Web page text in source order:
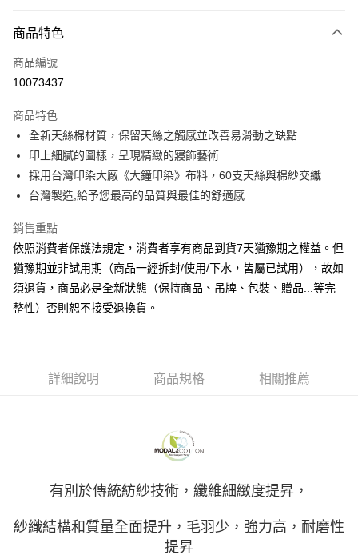
信用卡一次付款
信用卡分期付款
合作金庫商業銀行
華南商業銀行
彰化商業銀行
上海商業儲蓄銀行
台北富邦商業銀行
國泰世華商業銀行
兆豐國際商業銀行
臺灣中小企業銀行
台中商業銀行
聯邦商業銀行
元大商業銀行
永豐商業銀行
台新國際商業銀行
中國信託商業銀行
台灣樂天信用卡公司
6 期 0 利率 每期
華南商業銀行
彰化商業銀行
上海商業儲蓄銀行
台北富邦商業銀行
國泰世華商業銀行
兆豐國際商業銀行
匯豐（台灣）商業銀行
聯邦商業銀行
遠東國際商業銀行
元大商業銀行
永豐商業銀行
玉山商業銀行
星展（台灣）商業銀行
台灣樂天信用卡公司
LINE Pay
Apple Pay
Google Pay
ATM付款
運送方式
付款後門市自取(待系統通知後才可取貨)
商品特色
商品編號
10073437
商品特色
全新天絲棉材質，保留天絲之觸感並改善易滑動之缺點
印上細膩的圖樣，呈現精緻的寢飾藝術
採用台灣印染大廠《大鐘印染》布料，60支天絲與棉紗交織
台灣製造,給予您最高的品質與最佳的舒適感
銷售重點
依照消費者保護法規定，消費者享有商品到貨7天猶豫期之權益。但
猶豫期並非試用期（商品一經拆封/使用/下水，皆屬已試用），故如
須退貨，商品必是全新狀態（保持商品、吊牌、包裝、贈品...等完
整性）否則恕不接受退換貨。
詳細說明 商品規格 相關推薦
有別於傳統紡紗技術，纖維細緻度提昇，
紗織結構和質量全面提升，毛羽少，強力高，耐磨性
提昇